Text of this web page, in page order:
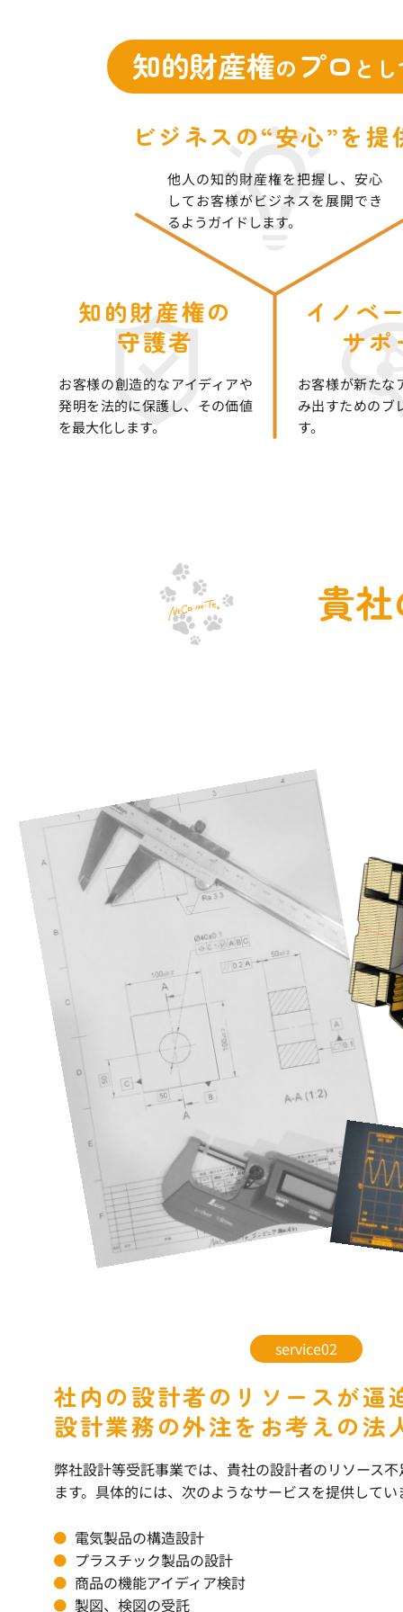
知的財産権の プロ と
ビジネスの“安心”を提
他人の知的財産権を把握し、安心
してお客様がビジネスを展開でき
るようガイドします。
知的財産権の
守護者
お客様の創造的なアイディアや
発明を法的に保護し、その価値
を最大化します。
イノベ
サポ
お客様が新たな
み出すためのブ
す。
貴
service02
社内の設計者のリソースが逼
設計業務の外注をお考えの法
弊社設計等受託事業では、貴社の設計者のリソース
ます。具体的には、次のようなサービスを提供してい
電気製品の構造設計
プラスチック製品の設計
商品の機能アイディア検討
製図、検図の受託